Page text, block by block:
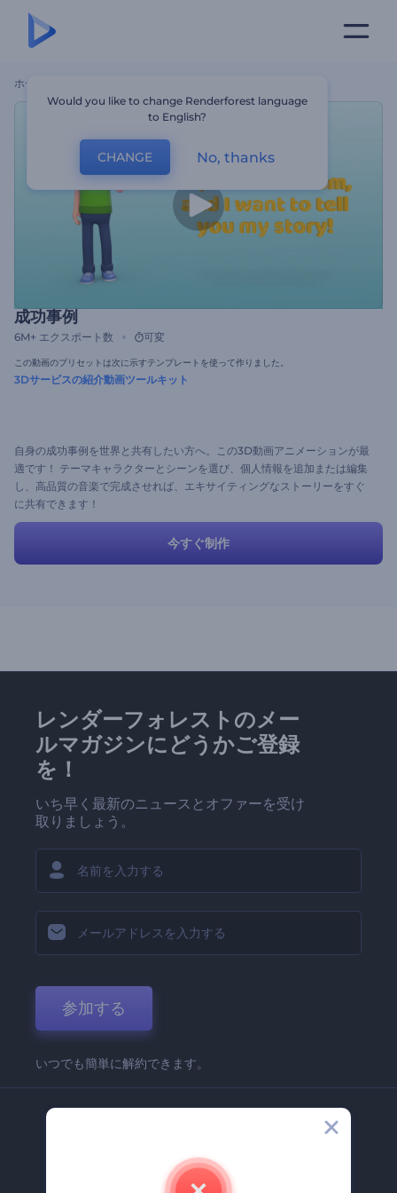
ホーム
成功事例
6M+ エクスポート数 可変
この動画のプリセットは次に示すテンプレートを使って作りました。
3Dサービスの紹介動画ツールキット
自身の成功事例を世界と共有したい方へ。この3D動画アニメーションが最
適です！ テーマキャラクターとシーンを選び、個人情報を追加または編集
し、高品質の音楽で完成させれば、エキサイティングなストーリーをすぐ
に共有できます！
今すぐ制作
レンダーフォレストのメー
ルマガジンにどうかご登録
を！
いち早く最新のニュースとオファーを受け
取りましょう。
参加する
いつでも簡単に解約できます。
Renderforest 企業情報
お問い合わせ
Would you like to change Renderforest language
to English?
CHANGE No, thanks